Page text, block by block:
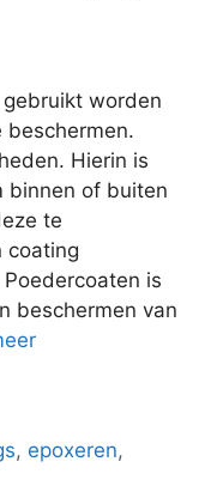
worden
beschermen.
Hierin is
binnen of buiten
te
coating
is
beschermen van
, epoxeren,